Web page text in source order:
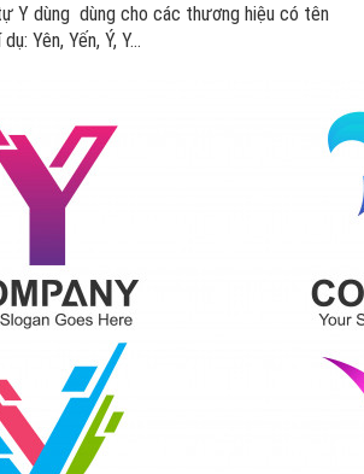
Y dùng dùng cho các thương hiệu có tên
Yên, Yến, Ý, Y...